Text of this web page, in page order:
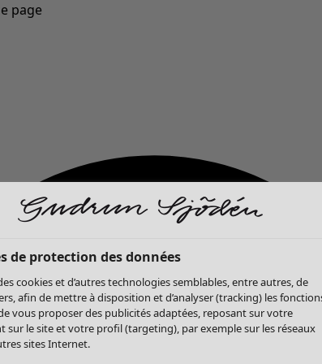
page
de protection des données
cookies et d’autres technologies semblables, entre autres, de
afin de mettre à disposition et d’analyser (tracking) les
vous proposer des publicités adaptées, reposant sur votre
sur le site et votre profil (targeting), par exemple sur les réseaux
sites Internet.